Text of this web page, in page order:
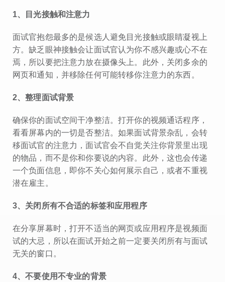
1、目光接触和注意力
面试官抱怨最多的是候选人避免目光接触或眼睛凝视上
方。缺乏眼神接触会让面试官认为你不感兴趣或心不在
焉，所以要把注意力放在摄像头上。此外，关闭多余的
网页和通知，并移除任何可能转移你注意力的东西。
2、整理面试背景
确保你的面试空间干净整洁。打开你的视频通话程序，
看看屏幕内的一切是否整洁。如果面试背景杂乱，会转
移面试官的注意力，面试官会不自觉关注你背景里出现
的物品，而不是你和你要说的内容。此外，这也会传递
一个负面信息，即你不关心如何展示自己，或者不重视
潜在雇主。
3、关闭所有不合适的标签和应用程序
在分享屏幕时，打开不适当的网页或应用程序是视频面
试的大忌，所以在面试开始之前一定要关闭所有与面试
无关的窗口。
4、不要使用不专业的背景